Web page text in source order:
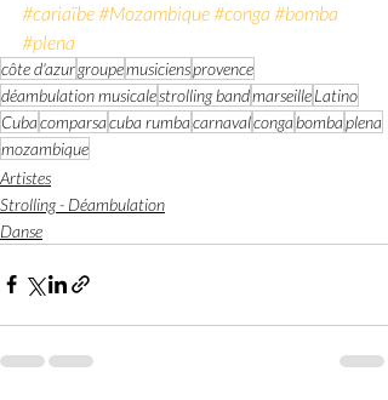
#cariaïbe#Mozambique#conga #bomba
#plena
côte d'azurgroupemusiciensprovence
déambulation musicalestrolling bandmarseilleLatino
Cubacomparsacuba rumbacarnavalcongabombaplena
mozambique
Artistes
Strolling - Déambulation
Danse